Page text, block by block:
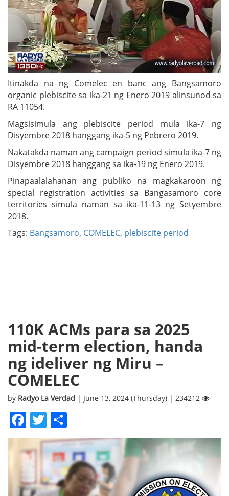
Itinakda na ng Comelec en banc ang Bangsamoro
organic plebiscite sa ika-21 ng Enero 2019 alinsunod sa
RA 11054.
Magsisimula ang plebiscite period mula ika-7 ng
Disyembre 2018 hanggang ika-5 ng Pebrero 2019.
Nakatakda naman ang campaign period simula ika-7 ng
Disyembre 2018 hanggang sa ika-19 ng Enero 2019.
Pinapaalalahanan ang publiko na magkakaroon ng
special registration activities sa Bangasamoro core
territories simula naman sa ika-11-13 ng Setyembre
2018.
Tags: Bangsamoro, COMELEC, plebiscite period
110K ACMs para sa 2025
mid-term election, handa
ng ideliver ng Miru –
COMELEC
by Radyo La Verdad | June 13, 2024 (Thursday) | 234212
Facebook
Twitter